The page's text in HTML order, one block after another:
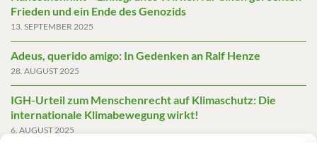
Frieden und ein Ende des Genozids
13. SEPTEMBER 2025
Adeus, querido amigo: In Gedenken an Ralf Henze
28. AUGUST 2025
IGH-Urteil zum Menschenrecht auf Klimaschutz: Die
internationale Klimabewegung wirkt!
6. AUGUST 2025